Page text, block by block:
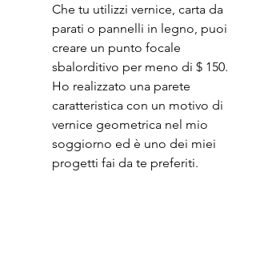
Che tu utilizzi vernice, carta da
parati o pannelli in legno, puoi
creare un punto focale
sbalorditivo per meno di $ 150.
Ho realizzato una parete
caratteristica con un motivo di
vernice geometrica nel mio
soggiorno ed è uno dei miei
progetti fai da te preferiti.